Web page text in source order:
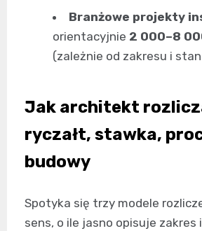
Branżowe projekty
orientacyjnie 2 000–8
(zależnie od zakresu i
Jak architekt
ryczałt, stawka,
budowy
Spotyka się trzy modele
sens, o ile jasno opisuje zakres